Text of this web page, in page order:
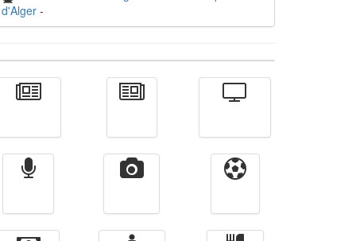
d'Alger -